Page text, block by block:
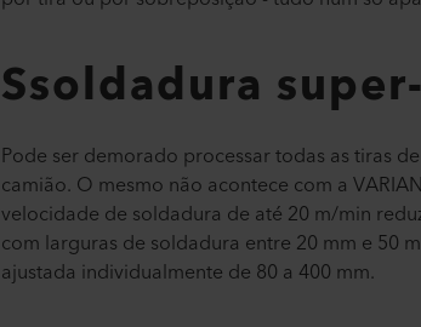
Ssoldadura
Pode ser demorado processar todas as tiras
camião. O mesmo não acontece com a
velocidade de soldadura de até 20 m/min
com larguras de soldadura entre 20 mm e 50
ajustada individualmente de 80 a 400 mm.